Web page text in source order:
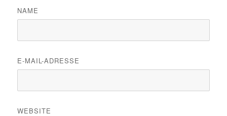
NAME
E-MAIL-ADRESSE
WEBSITE